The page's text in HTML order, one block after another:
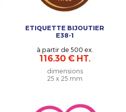
ETIQUETTE BIJOUTIER
E38-1
à partir de 500 ex.
116.30 € HT.
dimensions
25 x 25 mm